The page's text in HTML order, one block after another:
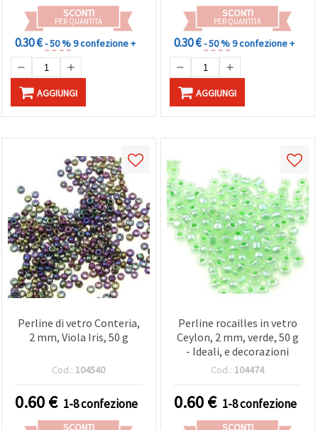
SCONTI
PER QUANTITÀ
0.30 €- 50 %9 confezione +
AGGIUNGI
SCONTI
PER QUANTITÀ
0.30 €- 50 %9 confezione +
AGGIUNGI
Perline di vetro Conteria,
2 mm, Viola Iris, 50 g
Cod.: 104540
0.60€ 1-8 confezione
SCONTI
Perline rocailles in vetro
Ceylon, 2 mm, verde, 50 g
- Ideali, e decorazioni
Cod.: 104474
0.60€ 1-8 confezione
SCONTI